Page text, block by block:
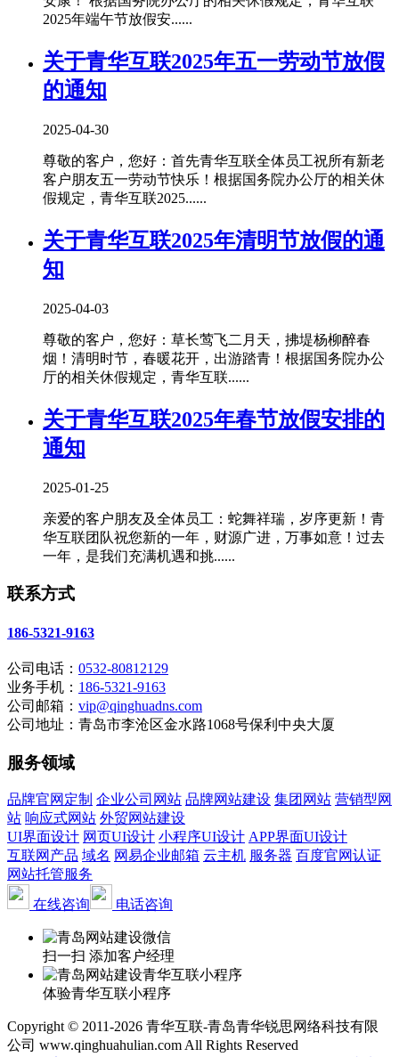
2025年端午节放假安......
关于青华互联2025年五一劳动节放假
的通知
2025-04-30
尊敬的客户，您好：首先青华互联全体员工祝所有新老
客户朋友五一劳动节快乐！根据国务院办公厅的相关休
假规定，青华互联2025......
关于青华互联2025年清明节放假的通
知
2025-04-03
尊敬的客户，您好：草长莺飞二月天，拂堤杨柳醉春
烟！清明时节，春暖花开，出游踏青！根据国务院办公
厅的相关休假规定，青华互联......
关于青华互联2025年春节放假安排的
通知
2025-01-25
亲爱的客户朋友及全体员工：蛇舞祥瑞，岁序更新！青
华互联团队祝您新的一年，财源广进，万事如意！过去
一年，是我们充满机遇和挑......
联系方式
186-5321-9163
公司电话： 0532-80812129
业务手机： 186-5321-9163
公司邮箱： vip@qinghuadns.com
公司地址：青岛市李沧区金水路1068号保利中央大厦
服务领域
品牌官网定制 企业公司网站 品牌网站建设 集团网站 营销型网
站 响应式网站 外贸网站建设
UI界面设计 网页UI设计 小程序UI设计 APP界面UI设计
互联网产品 域名 网易企业邮箱 云主机 服务器 百度官网认证
网站托管服务
在线咨询
电话咨询
扫一扫 添加客户经理
体验青华互联小程序
Copyright © 2011-2026 青华互联-青岛青华锐思网络科技有限
公司 www.qinghuahulian.com All Rights Reserved